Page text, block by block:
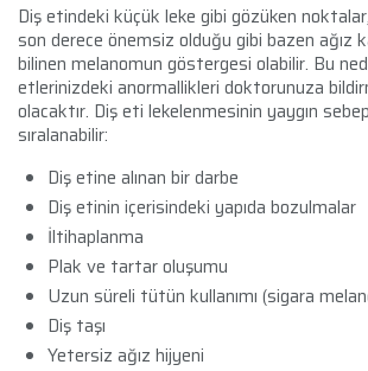
Diş etindeki küçük leke gibi gözüken
son derece önemsiz olduğu gibi bazen ağız
bilinen melanomun göstergesi olabilir. Bu
etlerinizdeki anormallikleri doktorunuza
olacaktır. Diş eti lekelenmesinin yaygın
sıralanabilir:
Diş etine alınan bir darbe
Diş etinin içerisindeki yapıda bozulmalar
İltihaplanma
Plak ve tartar oluşumu
Uzun süreli tütün kullanımı (sigara
Diş taşı
Yetersiz ağız hijyeni